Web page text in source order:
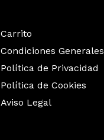
Carrito
Condiciones Generales
Política de Privacidad
Política de Cookies
Aviso Legal